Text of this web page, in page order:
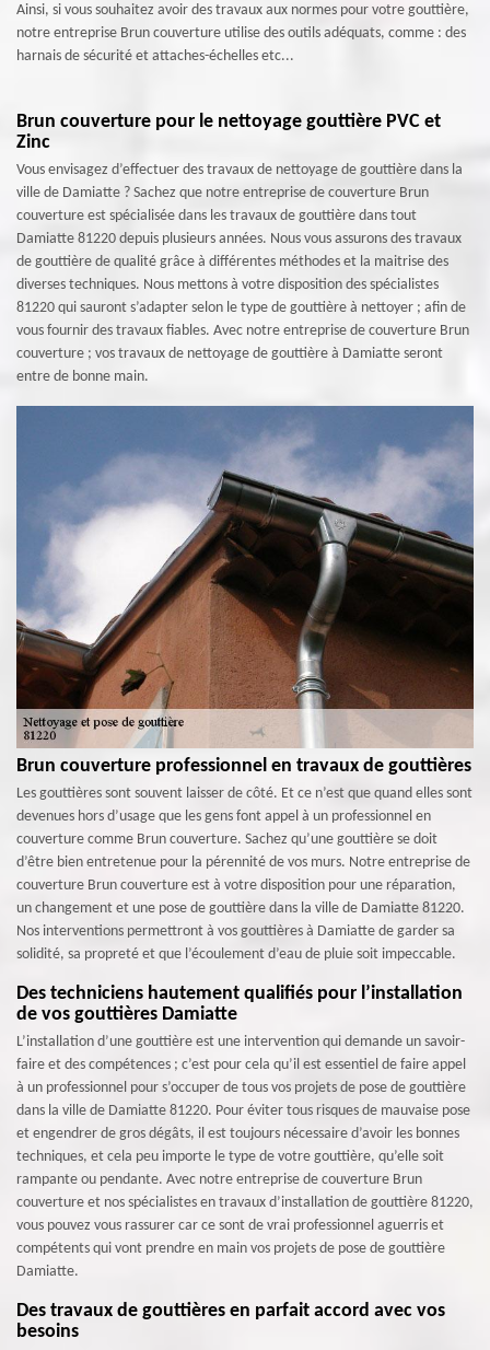
Ainsi, si vous souhaitez avoir des travaux aux normes pour votre gouttière,
notre entreprise Brun couverture utilise des outils adéquats, comme : des
harnais de sécurité et attaches-échelles etc...
Brun couverture pour le nettoyage gouttière PVC et
Zinc
Vous envisagez d’effectuer des travaux de nettoyage de gouttière dans la
ville de Damiatte ? Sachez que notre entreprise de couverture Brun
couverture est spécialisée dans les travaux de gouttière dans tout
Damiatte 81220 depuis plusieurs années. Nous vous assurons des travaux
de gouttière de qualité grâce à différentes méthodes et la maitrise des
diverses techniques. Nous mettons à votre disposition des spécialistes
81220 qui sauront s’adapter selon le type de gouttière à nettoyer ; afin de
vous fournir des travaux fiables. Avec notre entreprise de couverture Brun
couverture ; vos travaux de nettoyage de gouttière à Damiatte seront
entre de bonne main.
Brun couverture professionnel en travaux de gouttières
Les gouttières sont souvent laisser de côté. Et ce n’est que quand elles sont
devenues hors d’usage que les gens font appel à un professionnel en
couverture comme Brun couverture. Sachez qu’une gouttière se doit
d’être bien entretenue pour la pérennité de vos murs. Notre entreprise de
couverture Brun couverture est à votre disposition pour une réparation,
un changement et une pose de gouttière dans la ville de Damiatte 81220.
Nos interventions permettront à vos gouttières à Damiatte de garder sa
solidité, sa propreté et que l’écoulement d’eau de pluie soit impeccable.
Des techniciens hautement qualifiés pour l’installation
de vos gouttières Damiatte
L’installation d’une gouttière est une intervention qui demande un savoir-
faire et des compétences ; c’est pour cela qu’il est essentiel de faire appel
à un professionnel pour s’occuper de tous vos projets de pose de gouttière
dans la ville de Damiatte 81220. Pour éviter tous risques de mauvaise pose
et engendrer de gros dégâts, il est toujours nécessaire d’avoir les bonnes
techniques, et cela peu importe le type de votre gouttière, qu’elle soit
rampante ou pendante. Avec notre entreprise de couverture Brun
couverture et nos spécialistes en travaux d’installation de gouttière 81220,
vous pouvez vous rassurer car ce sont de vrai professionnel aguerris et
compétents qui vont prendre en main vos projets de pose de gouttière
Damiatte.
Des travaux de gouttières en parfait accord avec vos
besoins